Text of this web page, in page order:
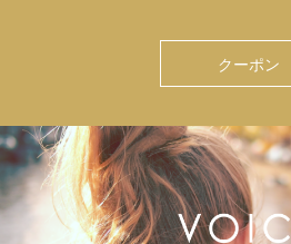
クーポン